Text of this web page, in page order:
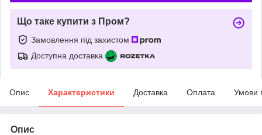
Що таке купити з Пром?
Замовлення під захистом
Доступна доставка
Опис Характеристики Доставка Оплата Умови
Опис